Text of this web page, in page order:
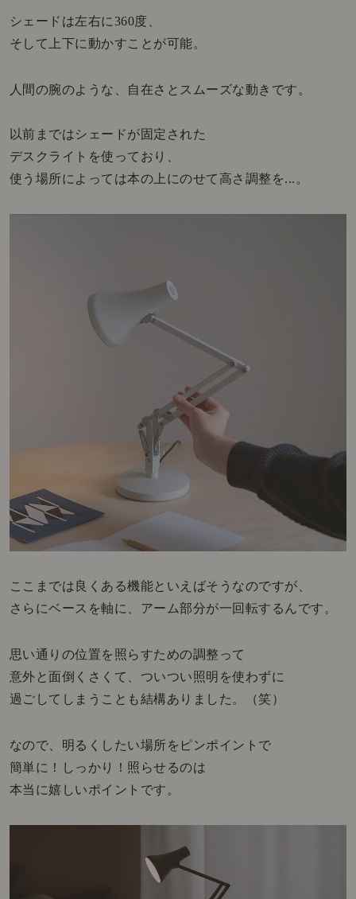
シェードは左右に360度、
そして上下に動かすことが可能。
人間の腕のような、自在さとスムーズな動きです。
以前まではシェードが固定された
デスクライトを使っており、
使う場所によっては本の上にのせて高さ調整を...。
ここまでは良くある機能といえばそうなのですが、
さらにベースを軸に、アーム部分が一回転するんです。
思い通りの位置を照らすための調整って
意外と面倒くさくて、ついつい照明を使わずに
過ごしてしまうことも結構ありました。（笑）
なので、明るくしたい場所をピンポイントで
簡単に！しっかり！照らせるのは
本当に嬉しいポイントです。